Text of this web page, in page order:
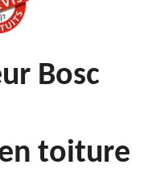
Bosc
toiture